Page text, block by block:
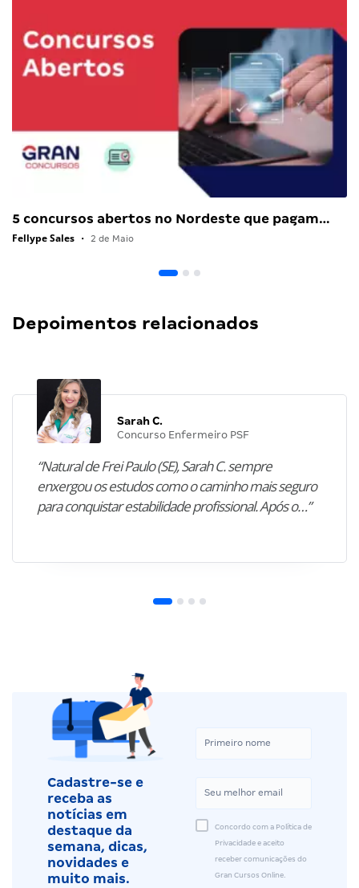
5 concursos abertos no Nordeste que pagam…
Fellype Sales • 2 de Maio
Depoimentos relacionados
Sarah C.
Concurso Enfermeiro PSF
“Natural de Frei Paulo (SE), Sarah C. sempre
enxergou os estudos como o caminho mais seguro
para conquistar estabilidade profissional. Após o…”
Cadastre-se e
receba as
notícias em
destaque da
semana, dicas,
novidades e
muito mais.
Concordo com a Política de
Privacidade e aceito
receber comunicações do
Gran Cursos Online.